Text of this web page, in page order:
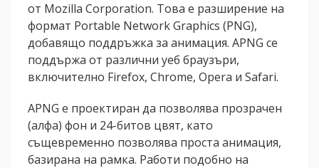
от Mozilla Corporation. Това е разширение на
формат Portable Network Graphics (PNG),
добавящо поддръжка за анимация. APNG се
поддържа от различни уеб браузъри,
включително Firefox, Chrome, Opera и Safari.
APNG е проектиран да позволява прозрачен
(алфа) фон и 24-битов цвят, като
същевременно позволява проста анимация,
базирана на рамка. Работи подобно на